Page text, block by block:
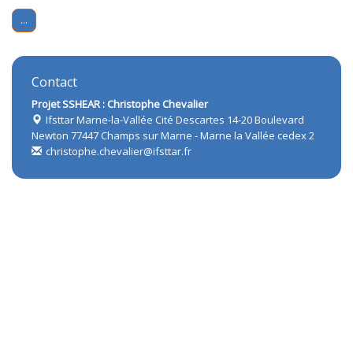
...
Contact
Projet SSHEAR : Christophe Chevalier
Ifsttar Marne-la-Vallée Cité Descartes 14-20 Boulevard
Newton 77447 Champs sur Marne - Marne la Vallée cedex 2
christophe.chevalier@ifsttar.fr